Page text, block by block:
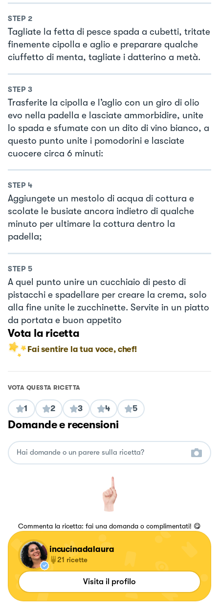
STEP 2
Tagliate la fetta di pesce spada a cubetti, tritate
finemente cipolla e aglio e preparare qualche
ciuffetto di menta, tagliate i datterino a metà.
STEP 3
Trasferite la cipolla e l’aglio con un giro di olio
evo nella padella e lasciate ammorbidire, unite
lo spada e sfumate con un dito di vino bianco, a
questo punto unite i pomodorini e lasciate
cuocere circa 6 minuti:
STEP 4
Aggiungete un mestolo di acqua di cottura e
scolate le busiate ancora indietro di qualche
minuto per ultimare la cottura dentro la
padella;
STEP 5
A quel punto unire un cucchiaio di pesto di
pistacchi e spadellare per creare la crema, solo
alla fine unite le zucchinette. Servite in un piatto
da portata e buon appetito
Vota la ricetta
Fai sentire la tua voce, chef!
VOTA QUESTA RICETTA
1 2 3 4 5
Domande e recensioni
Commenta la ricetta: fai una domanda o complimentati! 😋
incucinadalaura
21 ricette
Visita il profilo